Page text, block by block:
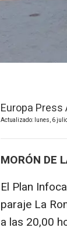
Europa Press
Actualizado: lunes, 6
MORÓN DE
El Plan
paraje La
a las 20,00